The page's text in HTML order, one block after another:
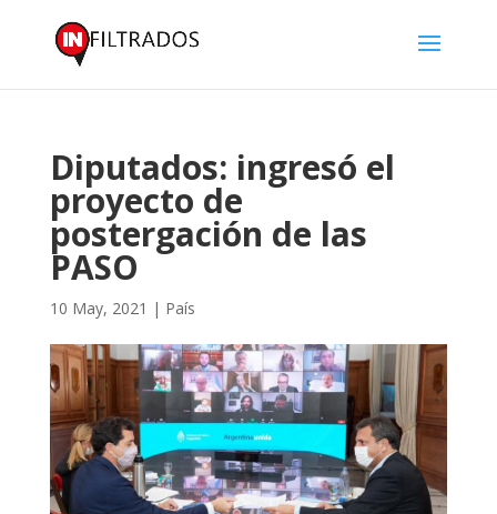
Diputados: ingresó el
proyecto de
postergación de las
PASO
10 May, 2021 | País